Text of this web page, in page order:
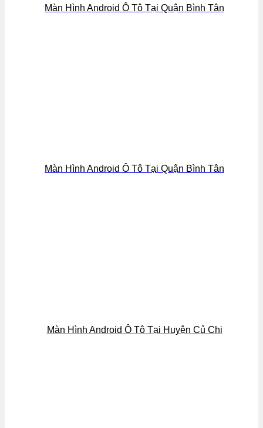
Màn Hình Android Ô Tô Tại Quận Bình Tân
Màn Hình Android Ô Tô Tại Quận Bình Tân
Màn Hình Android Ô Tô Tại Huyện Củ Chi